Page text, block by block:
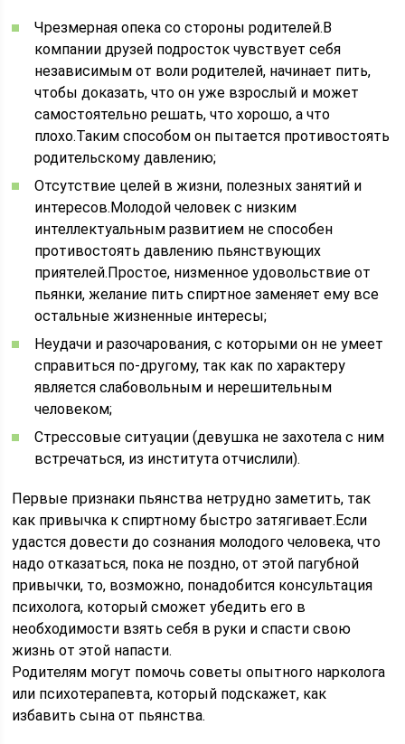
Чрезмерная опека со стороны родителей.В
компании друзей подросток чувствует себя
независимым от воли родителей, начинает пить,
чтобы доказать, что он уже взрослый и может
самостоятельно решать, что хорошо, а что
плохо.Таким способом он пытается противостоять
родительскому давлению;
Отсутствие целей в жизни, полезных занятий и
интересов.Молодой человек с низким
интеллектуальным развитием не способен
противостоять давлению пьянствующих
приятелей.Простое, низменное удовольствие от
пьянки, желание пить спиртное заменяет ему все
остальные жизненные интересы;
Неудачи и разочарования, с которыми он не умеет
справиться по-другому, так как по характеру
является слабовольным и нерешительным
человеком;
Стрессовые ситуации (девушка не захотела с ним
встречаться, из института отчислили).
Первые признаки пьянства нетрудно заметить, так
как привычка к спиртному быстро затягивает.Если
удастся довести до сознания молодого человека, что
надо отказаться, пока не поздно, от этой пагубной
привычки, то, возможно, понадобится консультация
психолога, который сможет убедить его в
необходимости взять себя в руки и спасти свою
жизнь от этой напасти.
Родителям могут помочь советы опытного нарколога
или психотерапевта, который подскажет, как
избавить сына от пьянства.